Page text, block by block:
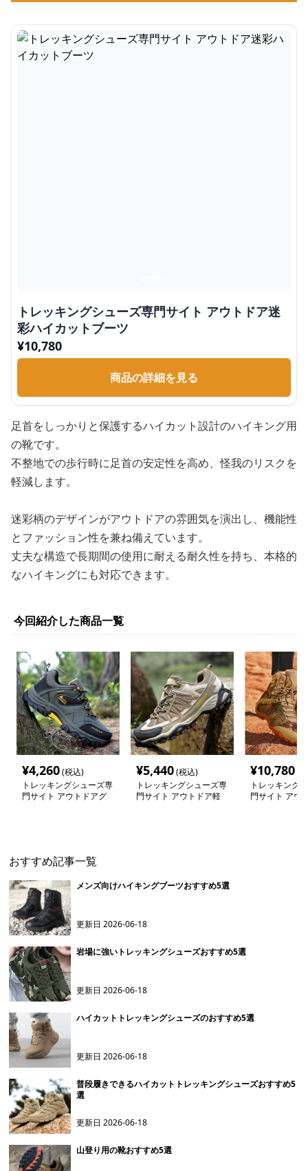
トレッキングシューズ専門サイト アウトドア迷
彩ハイカットブーツ
¥10,780
商品の詳細を見る
足首をしっかりと保護するハイカット設計のハイキング用
の靴です。
不整地での歩行時に足首の安定性を高め、怪我のリスクを
軽減します。
迷彩柄のデザインがアウトドアの雰囲気を演出し、機能性
とファッション性を兼ね備えています。
丈夫な構造で長期間の使用に耐える耐久性を持ち、本格的
なハイキングにも対応できます。
今回紹介した商品一覧
¥4,260(税込)
トレッキングシューズ専
門サイト アウトドアグ
¥5,440(税込)
トレッキングシューズ専
門サイト アウトドア軽
¥10,780
トレッキング
門サイト アウ
おすすめ記事一覧
メンズ向けハイキングブーツおすすめ5選
更新日2026-06-18
岩場に強いトレッキングシューズおすすめ5選
更新日2026-06-18
ハイカットトレッキングシューズのおすすめ5選
更新日2026-06-18
普段履きできるハイカットトレッキングシューズおすすめ5
選
更新日2026-06-18
山登り用の靴おすすめ5選